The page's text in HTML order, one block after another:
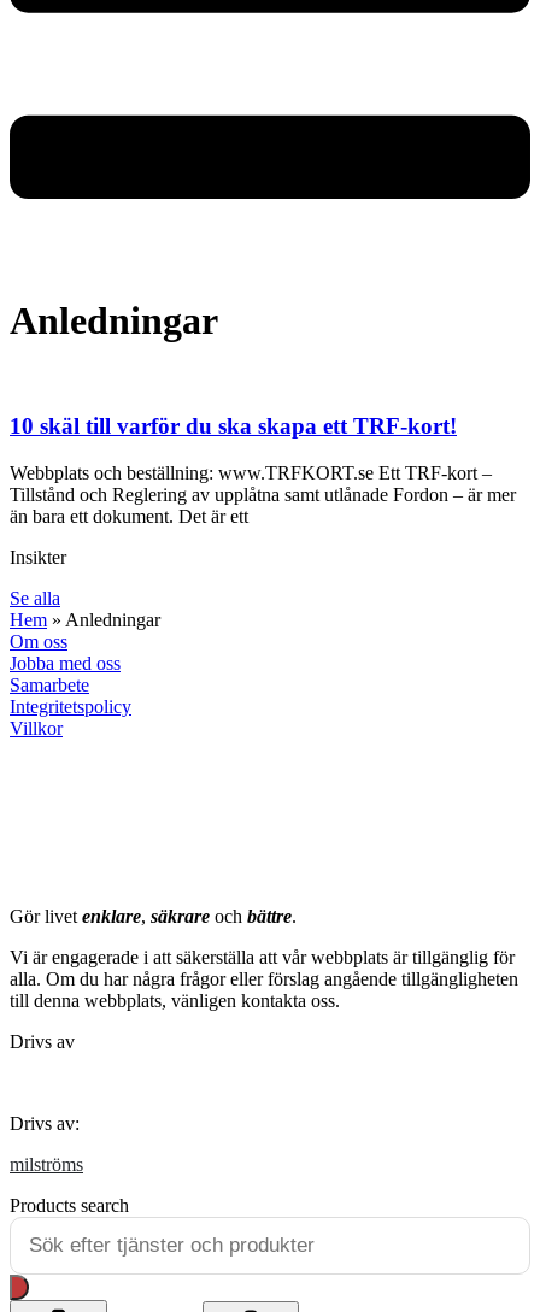
Anledningar
10 skäl till varför du ska skapa ett TRF-kort!
Webbplats och beställning: www.TRFKORT.se Ett TRF-kort –
Tillstånd och Reglering av upplåtna samt utlånade Fordon – är mer
än bara ett dokument. Det är ett
Insikter
Se alla
Hem » Anledningar
Om oss
Jobba med oss
Samarbete
Integritetspolicy
Villkor
Gör livet enklare, säkrare och bättre.
Vi är engagerade i att säkerställa att vår webbplats är tillgänglig för
alla. Om du har några frågor eller förslag angående tillgängligheten
till denna webbplats, vänligen kontakta oss.
Drivs av
Drivs av:
milströms
Products search